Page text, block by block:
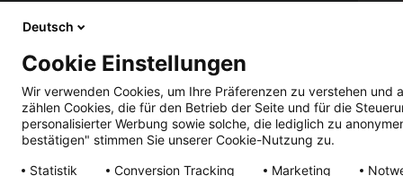
Deutsch
Cookie Einstellungen
Wir verwenden Cookies, um Ihre Präferenzen zu verstehen
zählen Cookies, die für den Betrieb der Seite und für die
personalisierter Werbung sowie solche, die lediglich zu
bestätigen" stimmen Sie unserer Cookie-Nutzung zu.
Statistik
Conversion Tracking Marketing